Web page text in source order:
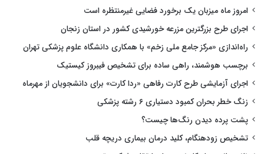
امروز ماه میزبان یک برخورد فضایی غیرمنتظره است
اجرای طرح بزرگترین مزرعه خورشیدی کشور در استان زنجان
راه‌اندازی «مرکز جامع ملی زخم» با همکاری دانشگاه علوم پزشکی تهران
برچسب هوشمند، راهی ساده برای تشخیص فیبروز کیستیک
اجرای آزمایشی طرح کارت رفاهی «ردا کارت» برای دانشجویان از مهرماه
زنگ خطر بحران کمبود دستیاری ۶ رشته پزشکی
پشت پرده دیدن رنگ‌ها چیست؟
تشخیص زودهنگام، کلید درمان بیماری دریچه قلب